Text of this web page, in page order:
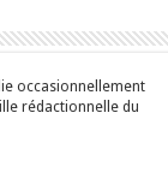
Apprenons
pouvons rien faire
pouvons pas nous
occasionnellement
rédactionnelle du